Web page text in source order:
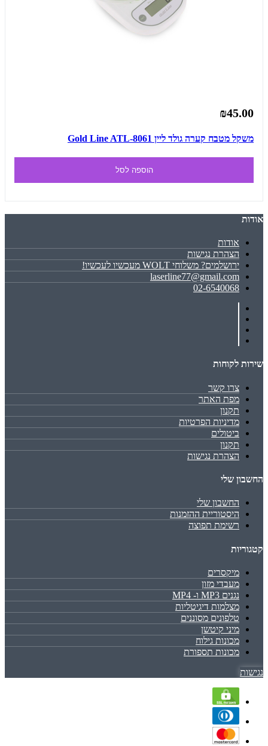
₪45.00
משקל מטבח קערה גולד ליין Gold Line ATL-8061
הוספה לסל
אודות
אודות
הצהרת נגישות
ירושלמים? משלוחי WOLT מעכשיו לעכשיו!
laserline77@gmail.com
02-6540068
שירות לקוחות
צרו קשר
מפת האתר
תקנון
מדיניות הפרטיות
ביטולים
תקנון
הצהרת נגישות
החשבון שלי
החשבון שלי
היסטוריית ההזמנות
רשימת תפוצה
קטגוריות
מיקסרים
מעבדי מזון
נגנים MP3 ו- MP4
מצלמות דיגיטליות
טלפונים מסוננים
מיני קיטשן
מכונות גילוח
מכונות תספורת
נגישות